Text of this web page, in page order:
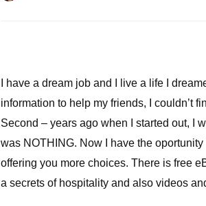
I have a dream job and I live a life I
information to help my friends, I couldn’t
Second – years ago when I started out, I
was NOTHING. Now I have the oportunity
offering you more choices. There is free
a secrets of hospitality and also videos